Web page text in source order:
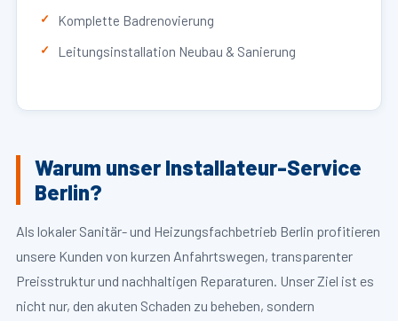
Komplette Badrenovierung
Leitungsinstallation Neubau & Sanierung
Warum unser Installateur-Service
Berlin?
Als lokaler Sanitär- und Heizungsfachbetrieb Berlin profitieren
unsere Kunden von kurzen Anfahrtswegen, transparenter
Preisstruktur und nachhaltigen Reparaturen. Unser Ziel ist es
nicht nur, den akuten Schaden zu beheben, sondern